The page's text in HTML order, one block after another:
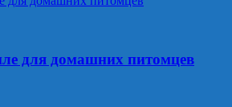
для домашних питомцев